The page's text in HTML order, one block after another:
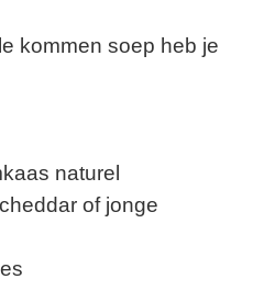
kommen soep heb je
naturel
of jonge